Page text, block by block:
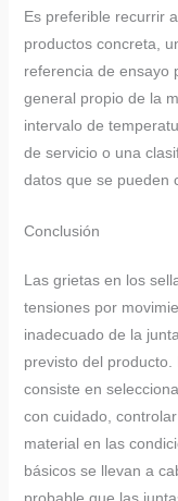
Es preferible recurrir
productos concreta,
referencia de ensayo
general propio de la
intervalo de
de servicio o una
datos que se pueden
Conclusión
Las grietas en los
tensiones por
inadecuado de la
previsto del
consiste en
con cuidado,
material en las
básicos se llevan a